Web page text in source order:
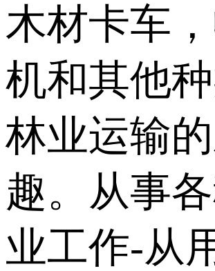
木材卡车
机和其他
林业运输
趣。从事
业工作-从